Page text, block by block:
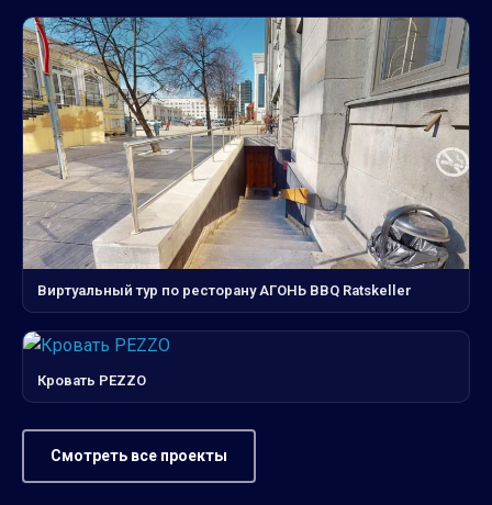
Виртуальный тур по ресторану АГОНЬ BBQ Ratskeller
Кровать PEZZO
Смотреть все проекты